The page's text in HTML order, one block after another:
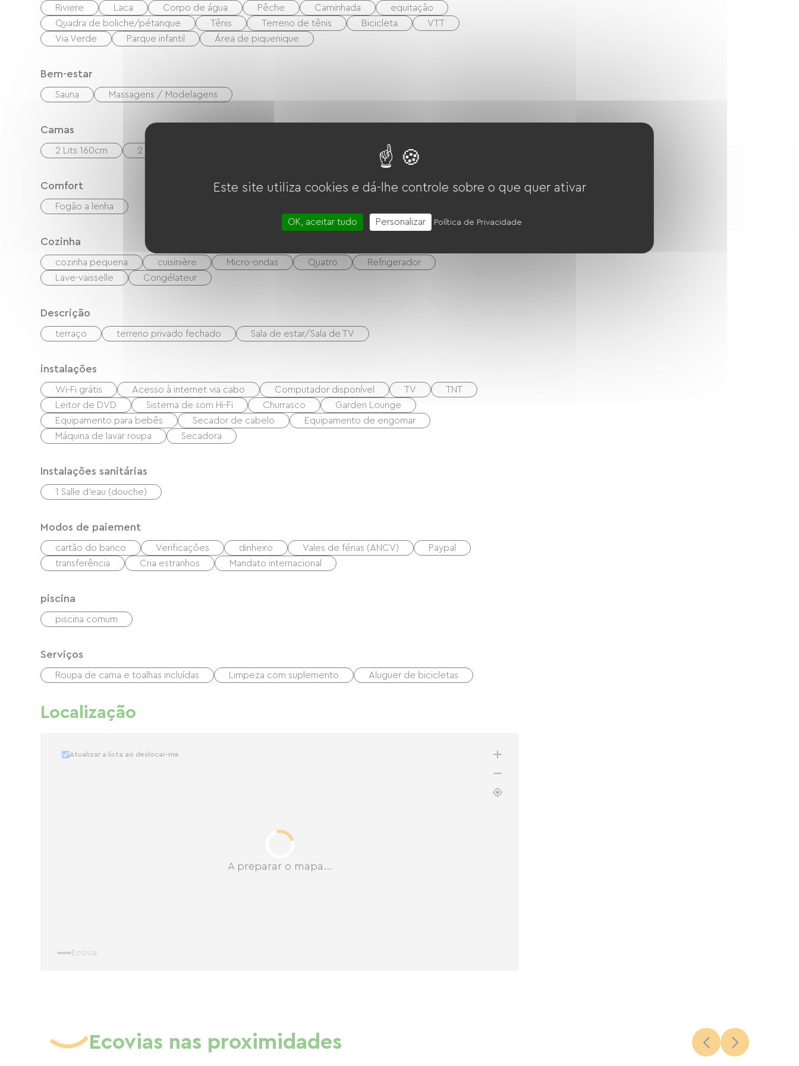
Riviere Laca Corpo de água Pêche Caminhada
equitação
Quadra de boliche/pétanque
Tênis Terreno de tênis Bicicleta
VTT
Via Verde
Parque infantil Área de piquenique
Bem-estar
Sauna Massagens / Modelagens
Camas
2 Lits 160cm 2 Lits 90cm 1 Lits bébés
Comfort
Fogão a lenha
Cozinha
cozinha pequena cuisinière Micro-ondas Quatro
Refrigerador
Lave-vaisselle
Congélateur
Descrição
terraço terreno privado fechado Sala de estar/Sala de TV
instalações
Wi-Fi grátis Acesso à internet via cabo Computador disponível TV
TNT
Leitor de DVD
Sistema de som Hi-Fi Churrasco
Garden Lounge
Equipamento para bebês
Secador de cabelo
Equipamento de engomar
Máquina de lavar roupa
Secadora
Instalações sanitárias
1 Salle d'eau (douche)
Modos de paiement
cartão do banco Verificações dinheiro Vales de férias (ANCV)
Paypal
transferência
Cria estranhos Mandato internacional
piscina
piscina comum
Serviços
Roupa de cama e toalhas incluídas Limpeza com suplemento Aluguer de bicicletas
Localização
A preparar o mapa...
Atualizar a lista ao deslocar-me
Ecovia
Ecovias nas proximidades
Este site utiliza cookies e dá-lhe controle sobre o que quer ativar
OK, aceitar tudo Personalizar Política de Privacidade